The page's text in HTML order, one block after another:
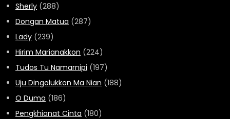
Sherly (288)
Dongan Matua (287)
Lady (239)
Hirim Marianakkon (224)
Tudos Tu Namarnipi (197)
Uju Dingolukkon Ma Nian (188)
O Duma (186)
Pengkhianat Cinta (180)